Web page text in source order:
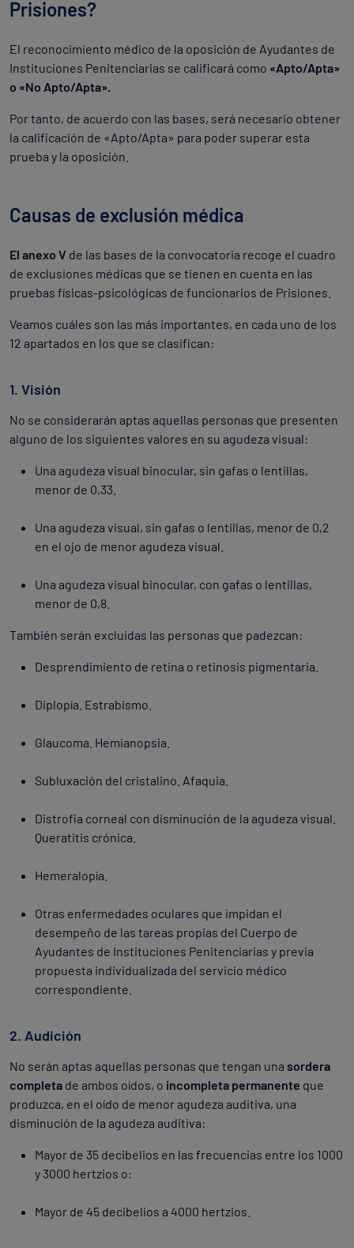
Prisiones?
El reconocimiento médico de la oposición de Ayudantes de
Instituciones Penitenciarias se calificará como «Apto/Apta»
o «No Apto/Apta».
Por tanto, de acuerdo con las bases, será necesario obtener
la calificación de «Apto/Apta» para poder superar esta
prueba y la oposición.
Causas de exclusión médica
El anexo V de las bases de la convocatoria recoge el cuadro
de exclusiones médicas que se tienen en cuenta en las
pruebas físicas-psicológicas de funcionarios de Prisiones.
Veamos cuáles son las más importantes, en cada uno de los
12 apartados en los que se clasifican:
1. Visión
No se considerarán aptas aquellas personas que presenten
alguno de los siguientes valores en su agudeza visual:
Una agudeza visual binocular, sin gafas o lentillas,
menor de 0,33.
Una agudeza visual, sin gafas o lentillas, menor de 0,2
en el ojo de menor agudeza visual.
Una agudeza visual binocular, con gafas o lentillas,
menor de 0,8.
También serán excluidas las personas que padezcan:
Desprendimiento de retina o retinosis pigmentaria.
Diplopía. Estrabismo.
Glaucoma. Hemianopsia.
Subluxación del cristalino. Afaquia.
Distrofia corneal con disminución de la agudeza visual.
Queratitis crónica.
Hemeralopía.
Otras enfermedades oculares que impidan el
desempeño de las tareas propias del Cuerpo de
Ayudantes de Instituciones Penitenciarias y previa
propuesta individualizada del servicio médico
correspondiente.
2. Audición
No serán aptas aquellas personas que tengan una sordera
completa de ambos oídos, o incompleta permanente que
produzca, en el oído de menor agudeza auditiva, una
disminución de la agudeza auditiva:
Mayor de 35 decibelios en las frecuencias entre los 1000
y 3000 hertzios o:
Mayor de 45 decibelios a 4000 hertzios.